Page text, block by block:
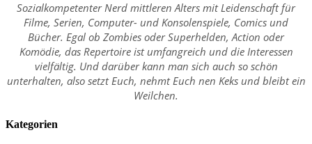
Sozialkompetenter Nerd mittleren Alters mit Leidenschaft für
Filme, Serien, Computer- und Konsolenspiele, Comics und
Bücher. Egal ob Zombies oder Superhelden, Action oder
Komödie, das Repertoire ist umfangreich und die Interessen
vielfältig. Und darüber kann man sich auch so schön
unterhalten, also setzt Euch, nehmt Euch nen Keks und bleibt ein
Weilchen.
Kategorien